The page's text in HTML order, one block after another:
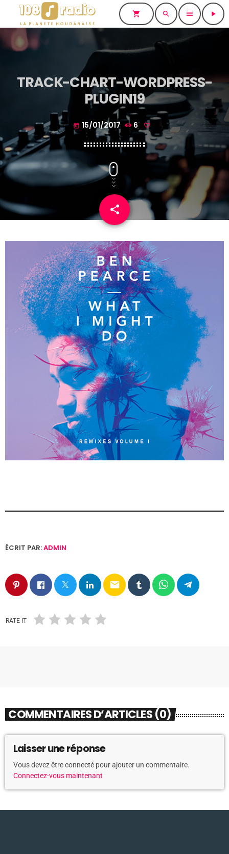
shopping_cart search menu play_arrow
TRACK-CHART-WORDPRESS-
PLUGIN19
today 15/01/2017 6
share
email
ÉCRIT PAR:ADMIN
email
RATE IT
COMMENTAIRES D’ARTICLES (0)
Laisser une réponse
Vous devez être connecté pour ajouter un commentaire.
Connectez-vous maintenant